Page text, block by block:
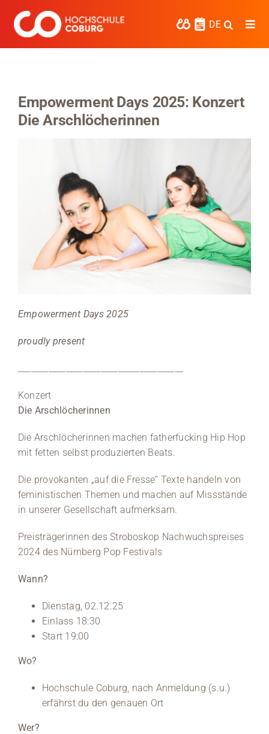
Inhalt
springen
DE
Kooperieren
Regionalentwicklung
Entdecke die Region
Informationen für …
Kontakt
Empowerment Days 2025: Konzert
Die Arschlöcherinnen
Empowerment Days 2025
proudly present
Konzert
Die Arschlöcherinnen
Die Arschlöcherinnen machen fatherfucking Hip Hop
mit fetten selbst produzierten Beats.
Die provokanten „auf die Fresse“ Texte handeln von
feministischen Themen und machen auf Missstände
in unserer Gesellschaft aufmerksam.
Preisträgerinnen des Stroboskop Nachwuchspreises
2024 des Nürnberg Pop Festivals
Wann?
Dienstag, 02.12.25
Einlass 18:30
Start 19:00
Wo?
Hochschule Coburg, nach Anmeldung (s.u.)
erfährst du den genauen Ort
Wer?